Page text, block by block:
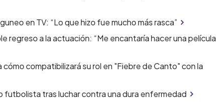
en TV: “Lo que hizo fue mucho más rasca”
regreso a la actuación: “Me encantaría hacer una película
compatibilizará su rol en "Fiebre de Canto" con la
tras luchar contra una dura enfermedad